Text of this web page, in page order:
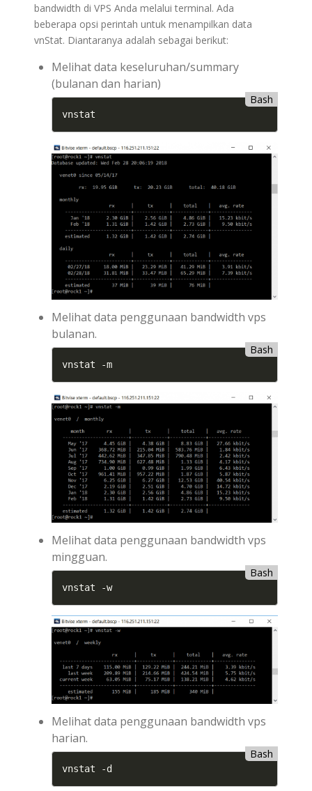
bandwidth di VPS Anda melalui terminal. Ada
beberapa opsi perintah untuk menampilkan data
vnStat. Diantaranya adalah sebagai berikut:
Melihat data keseluruhan/summary
(bulanan dan harian)
Bash
vnstat
Melihat data penggunaan bandwidth vps
bulanan.
Bash
vnstat -m
Melihat data penggunaan bandwidth vps
mingguan.
Bash
vnstat -w
Melihat data penggunaan bandwidth vps
harian.
Bash
vnstat -d